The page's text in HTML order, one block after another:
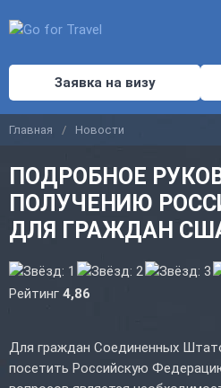
Заявка на визу
Главная Новости
ПОДРОБНОЕ
ПОЛУЧЕНИЮ
ДЛЯ ГРАЖДАН
Рейтинг 4,86
Для граждан Соединенных
посетить Российскую